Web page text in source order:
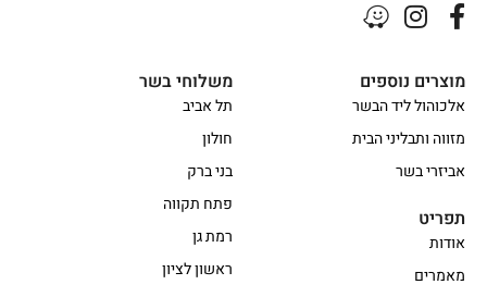
משלוחי בשר
תל אביב
חולון
בני ברק
פתח תקווה
רמת גן
ראשון לציון
מוצרים נוספים
אלכוהול ליד הבשר
מזווה ותבליני הבית
אביזרי בשר
תפריט
אודות
מאמרים